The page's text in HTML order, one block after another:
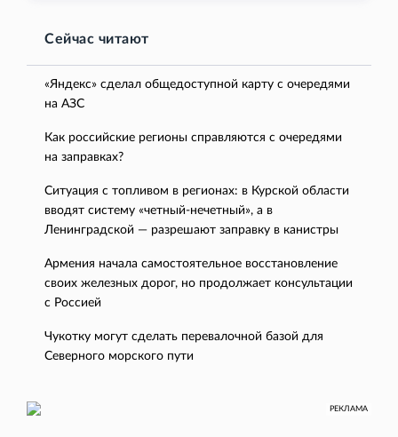
Сейчас читают
«Яндекс» сделал общедоступной карту с очередями
на АЗС
Как российские регионы справляются с очередями
на заправках?
Ситуация с топливом в регионах: в Курской области
вводят систему «четный-нечетный», а в
Ленинградской — разрешают заправку в канистры
Армения начала самостоятельное восстановление
своих железных дорог, но продолжает консультации
с Россией
Чукотку могут сделать перевалочной базой для
Северного морского пути
РЕКЛАМА